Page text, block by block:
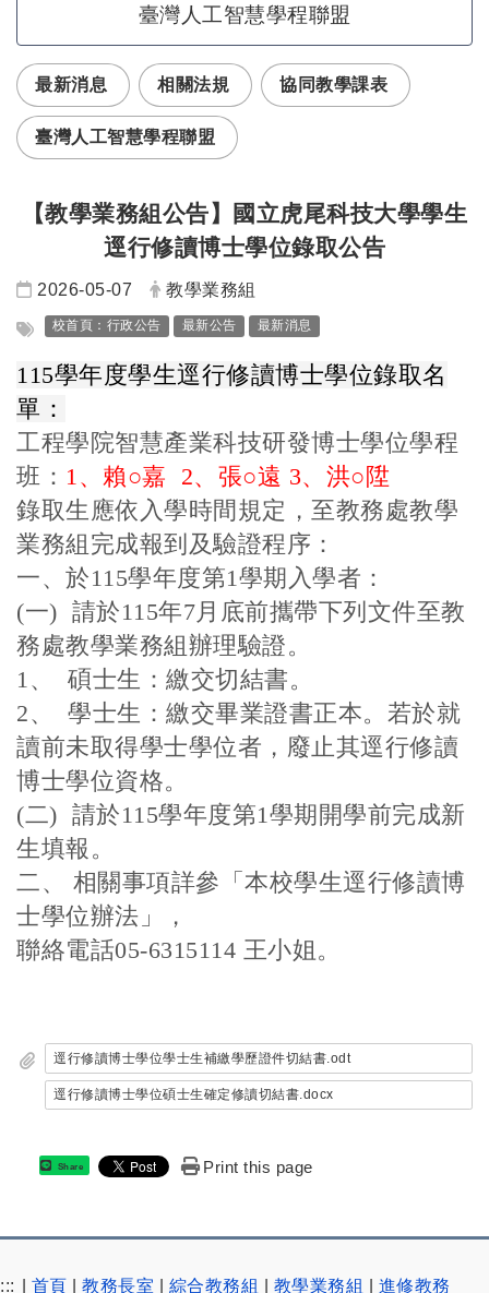
臺灣人工智慧學程聯盟
最新消息 相關法規 協同教學課表
臺灣人工智慧學程聯盟
【教學業務組公告】國立虎尾科技大學學生
逕行修讀博士學位錄取公告
日期：
2026-05-07 發布者：
教學業務組
標籤：
校首頁：行政公告 最新公告 最新消息
115學年度學生逕行修讀博士學位錄取名
單：
工程學院智慧產業科技研發博士學位學程
班： 1、賴○嘉 2、張○遠 3、 洪○陞
錄取生應依入學時間規定，至教務處教學
業務組完成報到及驗證程序：
一、於115學年度第1學期入學者：
(一) 請於115年7月底前攜帶下列文件至教
務處教學業務組辦理驗證。
1、 碩士生：繳交切結書。
2、 學士生：繳交畢業證書正本。若於就
讀前未取得學士學位者，廢止其逕行修讀
博士學位資格。
(二) 請於115學年度第1學期開學前完成新
生填報。
二、 相關事項詳參「本校學生逕行修讀博
士學位辦法」，
聯絡電話05-6315114 王小姐。
逕行修讀博士學位學士生補繳學歷證件切結書.odt
逕行修讀博士學位碩士生確定修讀切結書.docx
Share Print this page
::: 首頁 教務長室 綜合教務組 教學業務組 進修教務